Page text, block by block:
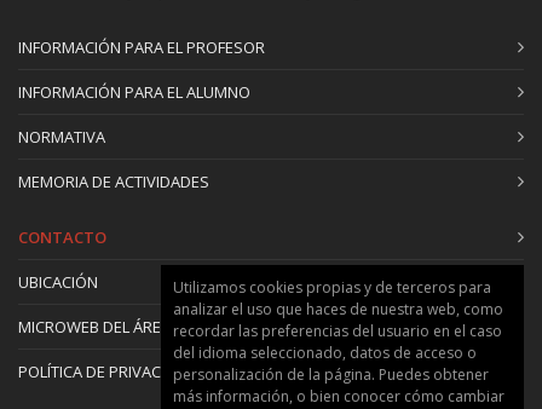
INFORMACIÓN PARA EL PROFESOR
INFORMACIÓN PARA EL ALUMNO
NORMATIVA
MEMORIA DE ACTIVIDADES
CONTACTO
UBICACIÓN
MICROWEB DEL ÁREA
POLÍTICA DE PRIVACIDAD Y COOKIES
Utilizamos cookies propias y de terceros para
analizar el uso que haces de nuestra web, como
recordar las preferencias del usuario en el caso
del idioma seleccionado, datos de acceso o
personalización de la página. Puedes obtener
más información, o bien conocer cómo cambiar